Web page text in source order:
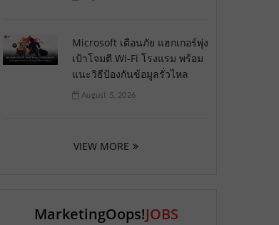
Microsoft เตือนภัย แฮกเกอร์พุ่ง
เป้าโจมตี Wi-Fi โรงแรม พร้อม
แนะวิธีป้องกันข้อมูลรั่วไหล
August 5, 2026
VIEW MORE
MarketingOops!JOBS